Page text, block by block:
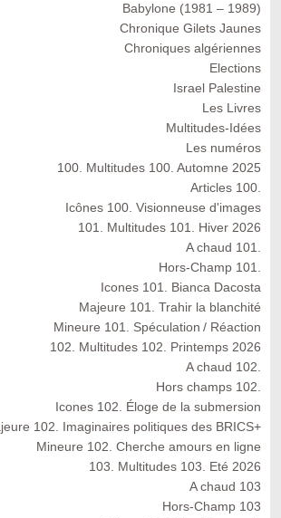
Babylone (1981 – 1989)
Chronique Gilets Jaunes
Chroniques algériennes
Elections
Israel Palestine
Les Livres
Multitudes-Idées
Les numéros
100. Multitudes 100. Automne 2025
Articles 100.
Icônes 100. Visionneuse d'images
101. Multitudes 101. Hiver 2026
A chaud 101.
Hors-Champ 101.
Icones 101. Bianca Dacosta
Majeure 101. Trahir la blanchité
Mineure 101. Spéculation / Réaction
102. Multitudes 102. Printemps 2026
A chaud 102.
Hors champs 102.
Icones 102. Éloge de la submersion
102. Imaginaires politiques des BRICS+
Mineure 102. Cherche amours en ligne
103. Multitudes 103. Eté 2026
A chaud 103
Hors-Champ 103